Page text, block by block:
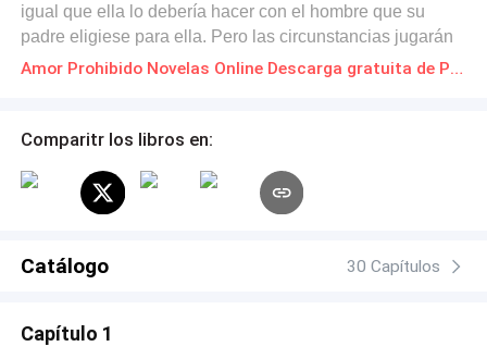
igual que ella lo debería hacer con el hombre que su
padre eligiese para ella. Pero las circunstancias jugarán
a favor de ambos y un destino ya prefijado hará que se Amor Prohibido Novelas Online Descarga gratuita de PDF
Comparitr los libros en:
Catálogo 30 Capítulos
Capítulo 1